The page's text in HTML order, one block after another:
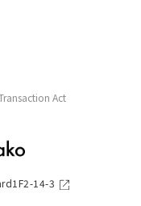
14-3
Act